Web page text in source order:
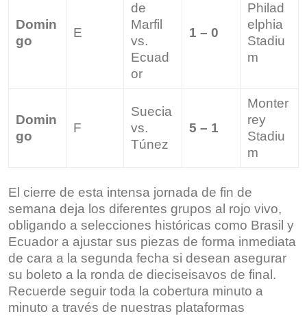
Domin
go
E
de
Marfil
vs.
Ecuad
or
1 – 0
Philad
elphia
Stadiu
m
Domin
go
F
Suecia
vs.
Túnez
5 – 1
Monter
rey
Stadiu
m
El cierre de esta intensa jornada de fin de
semana deja los diferentes grupos al rojo vivo,
obligando a selecciones históricas como Brasil y
Ecuador a ajustar sus piezas de forma inmediata
de cara a la segunda fecha si desean asegurar
su boleto a la ronda de dieciseisavos de final.
Recuerde seguir toda la cobertura minuto a
minuto a través de nuestras plataformas